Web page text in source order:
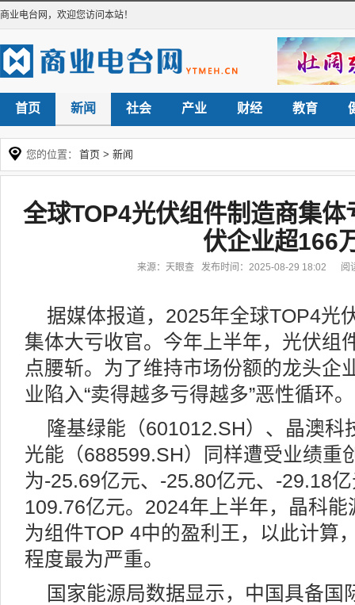
商业电台网 ，欢迎您访问本站！
首页 新闻 社会 产业 财经 教育
您的位置： 首页 > 新闻
全球TOP4光伏组件制造商集
伏企业超166
来源：天眼查 发布时间：2025-08-29 18:02 阅
据媒体报道，2025年全球TOP4光
集体大亏收官。今年上半年，光伏组
点腰斩。为了维持市场份额的龙头企
业陷入“卖得越多亏得越多”恶性循环。
隆基绿能（601012.SH）、晶澳科
光能（688599.SH）同样遭受业绩重
为-25.69亿元、-25.80亿元、-29.18
109.76亿元。2024年上半年，晶科
为组件TOP 4中的盈利王，以此计算
程度最为严重。
国家能源局数据显示，中国具备国